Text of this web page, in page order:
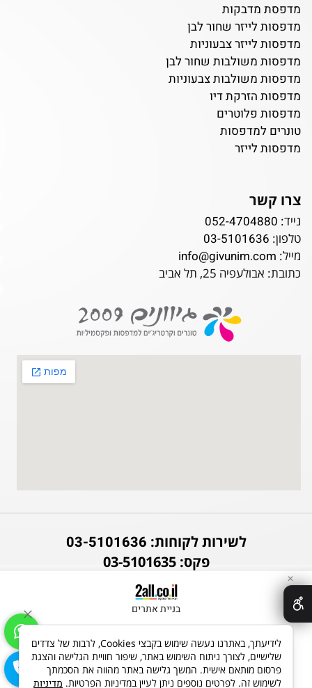
מדפסת מדבקות
מדפסות לייזר שחור לבן
מדפסות לייזר צבעוניות
מדפסות משולבות שחור לבן
מדפסות משולבות צבעוניות
מדפסות הזרקת דיו
מדפסות פלוטרים
טונרים למדפסות
מדפסות לייזר
צרו קשר
נייד: 052-4704880
טלפון: 03-5101636
מייל: info@givunim.com
כתובת: אבולעפיה 25, תל אביב
לשירות לקוחות: 03-5101636
פקס: 03-5101635
בניית אתרים
✕
לידיעתך, באתרנו נעשה שימוש בקבצי Cookies, לרבות של צדדים
שלישיים, לצורך ניתוח השימוש באתר, שיפור חוויית הגלישה והצגת
פרסום מותאם אישית. המשך גלישה באתר מהווה את הסכמתך
לשימוש זה. לפרטים נוספים ניתן לעיין במדיניות הפרטיות. מדיניות